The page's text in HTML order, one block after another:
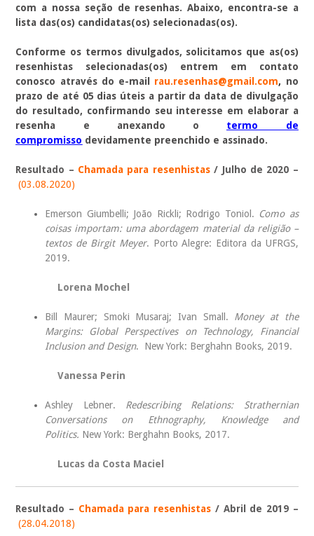
com a nossa seção de resenhas. Abaixo, encontra-se a
lista das(os) candidatas(os) selecionadas(os).
Conforme os termos divulgados, solicitamos que as(os)
resenhistas selecionadas(os) entrem em contato
conosco através do e-mail rau.resenhas@gmail.com, no
prazo de até 05 dias úteis a partir da data de divulgação
do resultado, confirmando seu interesse em elaborar a
resenha e anexando o termo de
compromisso devidamente preenchido e assinado.
Resultado – Chamada para resenhistas/ Julho de 2020 –
(03.08.2020)
Emerson Giumbelli; João Rickli; Rodrigo Toniol. Como as
coisas importam: uma abordagem material da religião –
textos de Birgit Meyer. Porto Alegre: Editora da UFRGS,
2019.
Lorena Mochel
Bill Maurer; Smoki Musaraj; Ivan Small. Money at the
Margins: Global Perspectives on Technology, Financial
Inclusion and Design. New York: Berghahn Books, 2019.
Vanessa Perin
Ashley Lebner. Redescribing Relations: Strathernian
Conversations on Ethnography, Knowledge and
Politics. New York: Berghahn Books, 2017.
Lucas da Costa Maciel
Resultado – Chamada para resenhistas / Abril de 2019 –
(28.04.2018)